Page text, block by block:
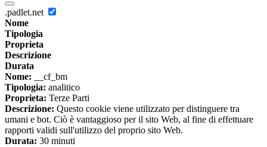
.padlet.net
Nome
Tipologia
Proprieta
Descrizione
Durata
Nome: __cf_bm
Tipologia: analitico
Proprieta: Terze Parti
Descrizione: Questo cookie viene utilizzato per distinguere tra
umani e bot. Ciò è vantaggioso per il sito Web, al fine di effettuare
rapporti validi sull'utilizzo del proprio sito Web.
Durata: 30 minuti